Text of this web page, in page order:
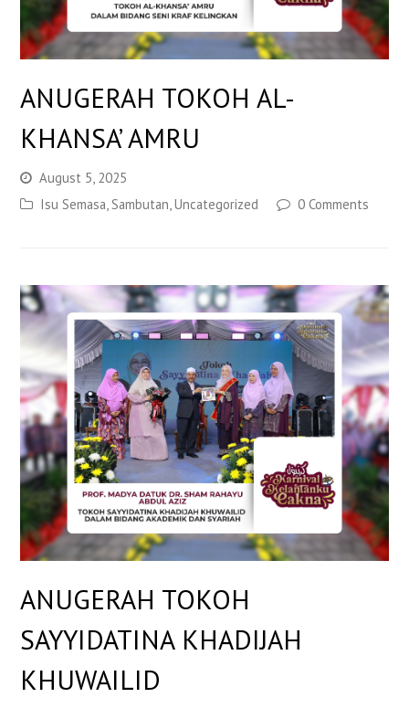
ANUGERAH TOKOH AL-
KHANSA’ AMRU
August 5, 2025
Isu Semasa,Sambutan,Uncategorized 0 Comments
ANUGERAH TOKOH
SAYYIDATINA KHADIJAH
KHUWAILID